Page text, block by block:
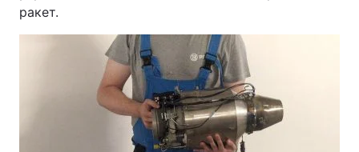
ракет.